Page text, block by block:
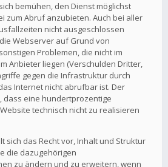
bemühen, den Dienst möglichst
zum Abruf anzubieten. Auch bei aller
nicht ausgeschlossen
Webserver auf Grund von
Problemen, die nicht im
Anbieter liegen (Verschulden Dritter,
gegen die Infrastruktur durch
Internet nicht abrufbar ist. Der
dass eine hundertprozentige
technisch nicht zu realisieren
sich das Recht vor, Inhalt und Struktur
die dazugehörigen
zu ändern und zu erweitern, wenn